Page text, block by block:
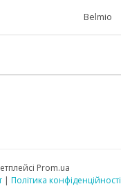
Belmio
Prom.ua
| Політика конфіденційності